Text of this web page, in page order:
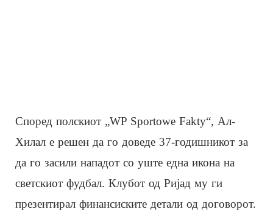
Според полскиот „WP Sportowe Fakty“, Ал-
Хилал е решен да го доведе 37-годишникот за
да го засили нападот со уште една икона на
светскиот фудбал. Клубот од Ријад му ги
презентирал финансиските детали од договорот.